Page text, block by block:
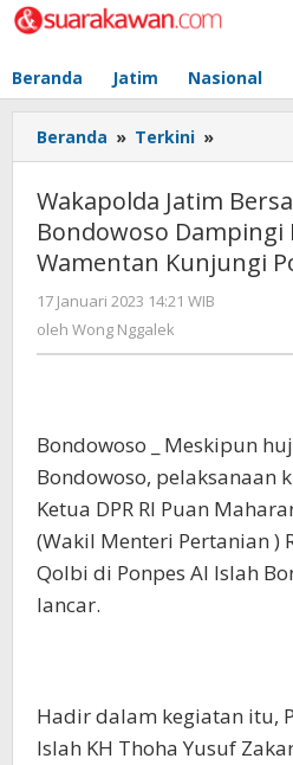
Lewati
ke
Beranda Jatim Nasional
Beranda » Terkini »
Jatim
dan
Ponpes
Al-
Islah
Wakapolda Jatim
Bondowoso Dampingi
Wamentan Kunjungi
17 Januari 2023 14:21 WIB
oleh Wong Nggalek
Bondowoso _ Meskipun
Bondowoso, pelaksanaan
Ketua DPR RI Puan
(Wakil Menteri Pertanian )
Qolbi di Ponpes Al Islah
lancar.
Hadir dalam kegiatan itu,
Islah KH Thoha Yusuf